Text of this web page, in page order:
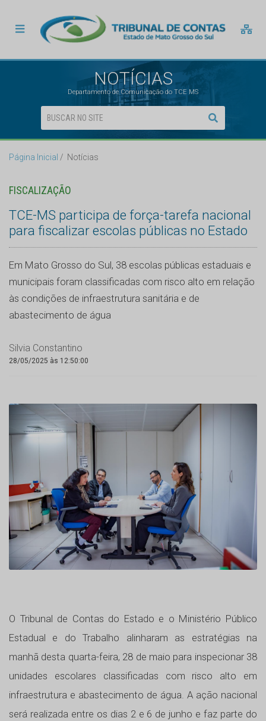
NOTÍCIAS
Departamento de Comunicação do TCE MS
Página Inicial Notícias
FISCALIZAÇÃO
TCE-MS participa de força-tarefa nacional
para fiscalizar escolas públicas no Estado
Em Mato Grosso do Sul, 38 escolas públicas estaduais e
municipais foram classificadas com risco alto em relação
às condições de infraestrutura sanitária e de
abastecimento de água
Silvia Constantino
28/05/2025 às 12:50:00
O Tribunal de Contas do Estado e o Ministério Público
Estadual e do Trabalho alinharam as estratégias na
manhã desta quarta-feira, 28 de maio para inspecionar 38
unidades escolares classificadas com risco alto em
infraestrutura e abastecimento de água. A ação nacional
será realizada entre os dias 2 e 6 de junho e faz parte do